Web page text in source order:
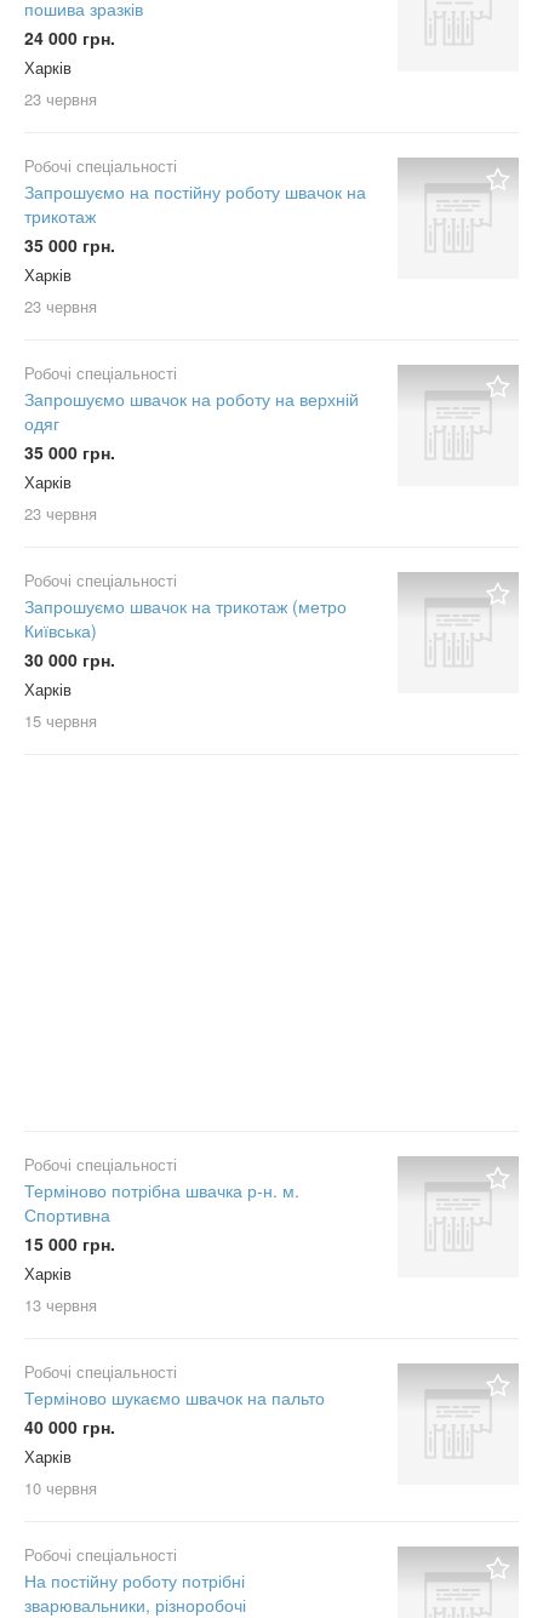
пошива зразків
24 000 грн.
Харків
23 червня
Робочі спеціальності
Запрошуємо на постійну роботу швачок на
трикотаж
35 000 грн.
Харків
23 червня
Робочі спеціальності
Запрошуємо швачок на роботу на верхній
одяг
35 000 грн.
Харків
23 червня
Робочі спеціальності
Запрошуємо швачок на трикотаж (метро
Київська)
30 000 грн.
Харків
15 червня
Робочі спеціальності
Терміново потрібна швачка р-н. м.
Спортивна
15 000 грн.
Харків
13 червня
Робочі спеціальності
Терміново шукаємо швачок на пальто
40 000 грн.
Харків
10 червня
Робочі спеціальності
На постійну роботу потрібні
зварювальники, різноробочі